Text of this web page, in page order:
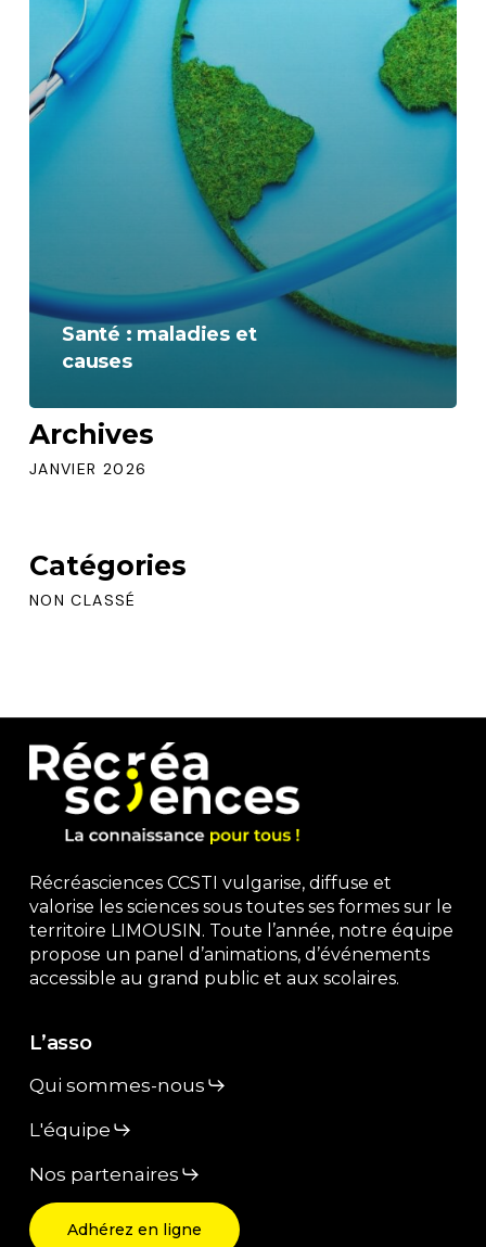
Santé : maladies et
causes
Archives
JANVIER 2026
Catégories
NON CLASSÉ
Récréasciences CCSTI vulgarise, diffuse et
valorise les sciences sous toutes ses formes sur le
territoire LIMOUSIN. Toute l’année, notre équipe
propose un panel d’animations, d’événements
accessible au grand public et aux scolaires.
L’asso
Qui sommes-nous
L'équipe
Nos partenaires
Adhérez en ligne